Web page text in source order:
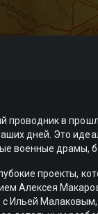
проводник в
дней. Это
военные драмы,
проекты,
Алексея
Ильей